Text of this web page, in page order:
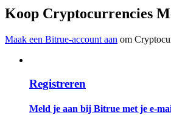
Word een Copy Trader
Koop Cryptocurrencies
Maak een Bitrue-account aan om
Registreren
Meld je aan bij Bitrue met je e-